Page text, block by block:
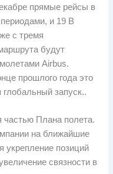
прямые рейсы в
и 19 В
с тремя
будут
Airbus.
прошлого года это
запуск..
частью Плана полета.
на ближайшие
укрепление позиций
связности в